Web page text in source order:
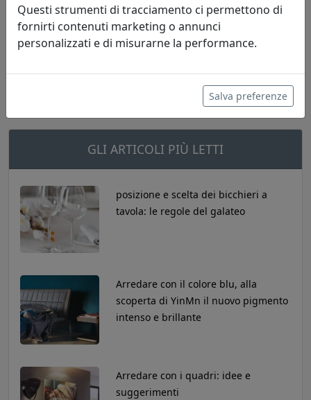
CATEGORIE MAGAZINE
GLI ARTICOLI PIÙ LETTI
posizione e scelta dei bicchieri a
tavola: le regole del galateo
Arredare con il colore blu, alla
scoperta di YinMn il nuovo pigmento
intenso e brillante
Arredare con i quadri: idee e
suggerimenti
Questi strumenti di tracciamento ci permettono di
fornirti contenuti marketing o annunci
personalizzati e di misurarne la performance.
Salva preferenze